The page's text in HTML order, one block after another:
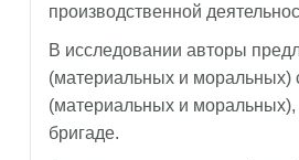
производственной
В исследовании авторы
(материальных и моральных)
(материальных и
бригаде.